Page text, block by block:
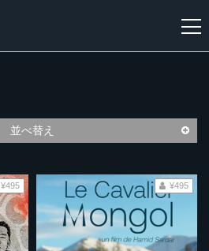
並べ替え
¥495 ¥495